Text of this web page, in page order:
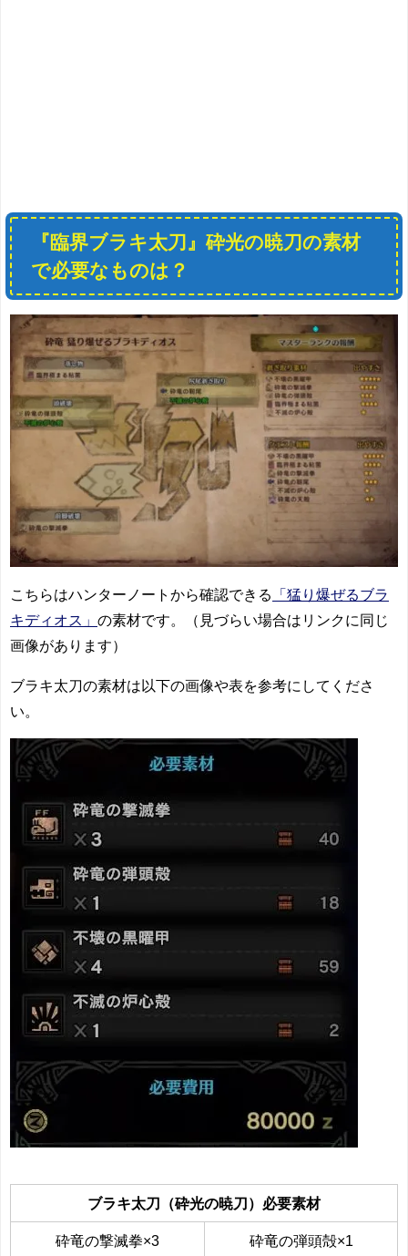
『臨界ブラキ太刀』砕光の暁刀の素材
で必要なものは？
こちらはハンターノートから確認できる
「猛り爆ぜるブラ
キディオス」 の素材です。（見づらい場合はリンクに同じ
画像があります）
ブラキ太刀の素材は以下の画像や表を参考にしてくださ
い。
ブラキ太刀（砕光の暁刀）必要素材
砕竜の撃滅拳×3 砕竜の弾頭殻×1